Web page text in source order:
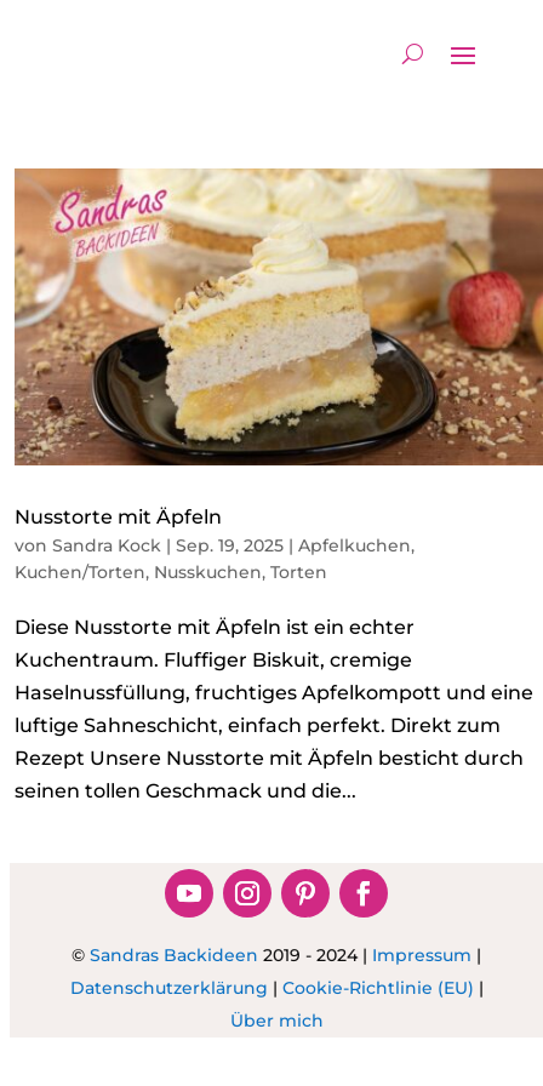
Nusstorte mit Äpfeln
von Sandra Kock | Sep. 19, 2025 | Apfelkuchen,
Kuchen/Torten, Nusskuchen, Torten
Diese Nusstorte mit Äpfeln ist ein echter
Kuchentraum. Fluffiger Biskuit, cremige
Haselnussfüllung, fruchtiges Apfelkompott und eine
luftige Sahneschicht, einfach perfekt. Direkt zum
Rezept Unsere Nusstorte mit Äpfeln besticht durch
seinen tollen Geschmack und die...
© Sandras Backideen 2019 - 2024 | Impressum |
Datenschutzerklärung | Cookie-Richtlinie (EU) |
Über mich